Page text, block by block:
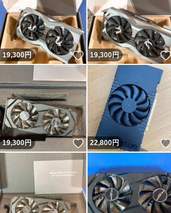
19,300円 いいね！
19,300円
19,300円 いいね！
22,800円